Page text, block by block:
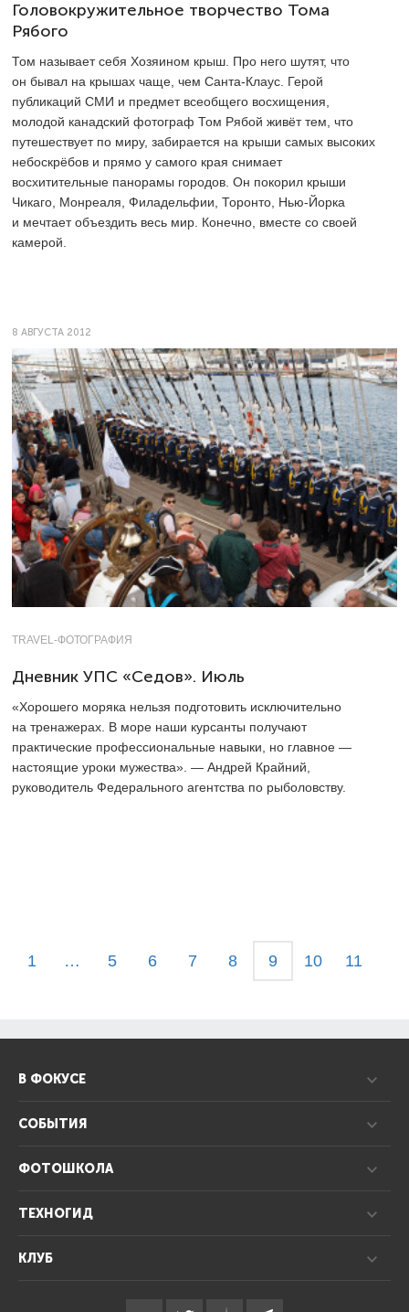
Головокружительное творчество Тома
Рябого
Том называет себя Хозяином крыш. Про него шутят, что
он бывал на крышах чаще, чем Санта-Клаус. Герой
публикаций СМИ и предмет всеобщего восхищения,
молодой канадский фотограф Том Рябой живёт тем, что
путешествует по миру, забирается на крыши самых высоких
небоскрёбов и прямо у самого края снимает
восхитительные панорамы городов. Он покорил крыши
Чикаго, Монреаля, Филадельфии, Торонто, Нью-Йорка
и мечтает объездить весь мир. Конечно, вместе со своей
камерой.
8 АВГУСТА 2012
TRAVEL-ФОТОГРАФИЯ
Дневник УПС «Седов». Июль
«Хорошего моряка нельзя подготовить исключительно
на тренажерах. В море наши курсанты получают
практические профессиональные навыки, но главное —
настоящие уроки мужества». — Андрей Крайний,
руководитель Федерального агентства по рыболовству.
1 … 5 6 7 8 9 10 11
В ФОКУСЕ
СОБЫТИЯ
ФОТОШКОЛА
ТЕХНОГИД
КЛУБ